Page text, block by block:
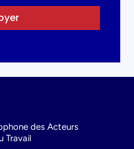
des Acteurs
Travail